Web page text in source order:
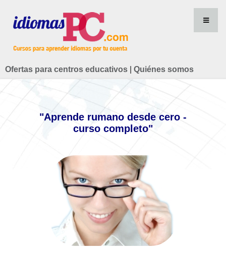
Ofertas para centros educativos Quiénes somos
"Aprende rumano desde cero -
curso completo"